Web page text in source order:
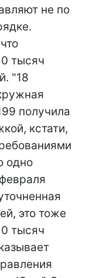
не по
тысяч
"18
получила
кстати,
одно
это тоже
тысяч